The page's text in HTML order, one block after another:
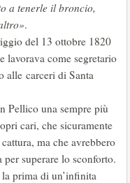
a tenerle il broncio,
.
del 13 ottobre 1820
lavorava come segretario
alle carceri di Santa
Pellico una sempre più
cari, che sicuramente
ma che avrebbero
superare lo sconforto.
prima di un’infinita